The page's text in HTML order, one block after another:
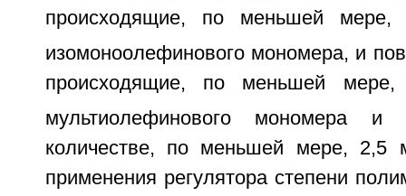
происходящие, по меньшей
изомоноолефинового мономера, и
происходящие, по меньшей
мультиолефинового мономера и
количестве, по меньшей мере, 2,5
применения регулятора степени